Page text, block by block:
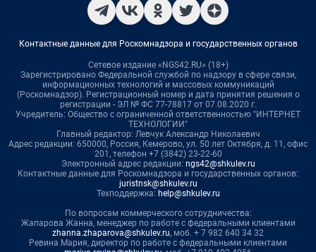
Контактные данные для Роскомнадзора и государственных органов
Сетевое издание «NGS42.RU» (18+)
Зарегистрировано Федеральной службой по надзору в сфере связи,
информационных технологий и массовых коммуникаций
(Роскомнадзор). Регистрационный номер и дата принятия решения о
регистрации - ЭЛ № ФС 77-78817 от 07.08.2020 г.
Учредитель: Общество с ограниченной ответственностью "ИНТЕРНЕТ
ТЕХНОЛОГИИ"
Главный редактор: Левчук Александр Николаевич
Адрес редакции: 650000, Россия, Кемерово, ул. 50 лет Октября, д. 11, офис
201, телефон +7 (3842) 23-22-60
Электронный адрес редакции: ngs42@shkulev.ru
Контактные данные для Роскомнадзора и государственных органов:
juristnsk@shkulev.ru
Техподдержка: help@shkulev.ru
По вопросам коммерческого сотрудничества:
Жапарова Жанна, менеджер по работе с федеральными клиентами
zhanna.zhaparova@shkulev.ru, моб. + 7 982 640 34 32
Ревина Мария, директор по работе с федеральными клиентами